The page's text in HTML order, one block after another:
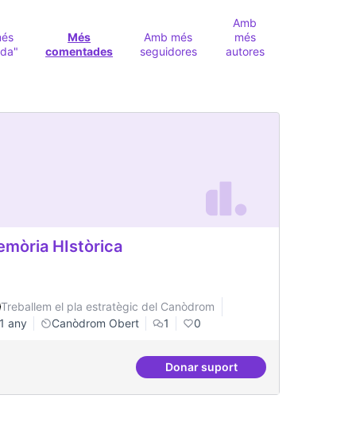
Més
comentades
Amb més
seguidores
Amb
més
autores
HIstòrica
Treballem el pla estratègic del Canòdrom
1 any
Canòdrom Obert 1 0
Donar suportMemòria HIstòrica